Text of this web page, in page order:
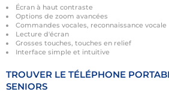
Écran à haut contraste
Options de zoom avancées
Commandes vocales, reconnaissance vocale
Lecture d'écran
Grosses touches, touches en relief
Interface simple et intuitive
TROUVER LE TÉLÉPHONE
SENIORS